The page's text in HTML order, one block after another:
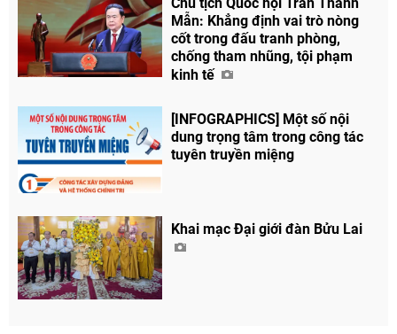
Mẫn: Khẳng định vai trò nòng
cốt trong đấu tranh phòng,
chống tham nhũng, tội phạm
kinh tế
[INFOGRAPHICS] Một số nội
dung trọng tâm trong công tác
tuyên truyền miệng
Khai mạc Đại giới đàn Bửu Lai